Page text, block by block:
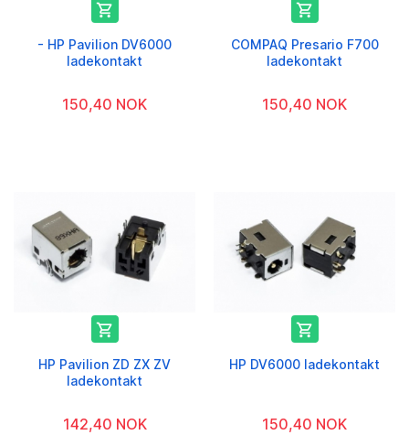

- HP Pavilion DV6000
ladekontakt
150,40 NOK

COMPAQ Presario F700
ladekontakt
150,40 NOK

HP Pavilion ZD ZX ZV
ladekontakt
142,40 NOK

HP DV6000 ladekontakt
150,40 NOK